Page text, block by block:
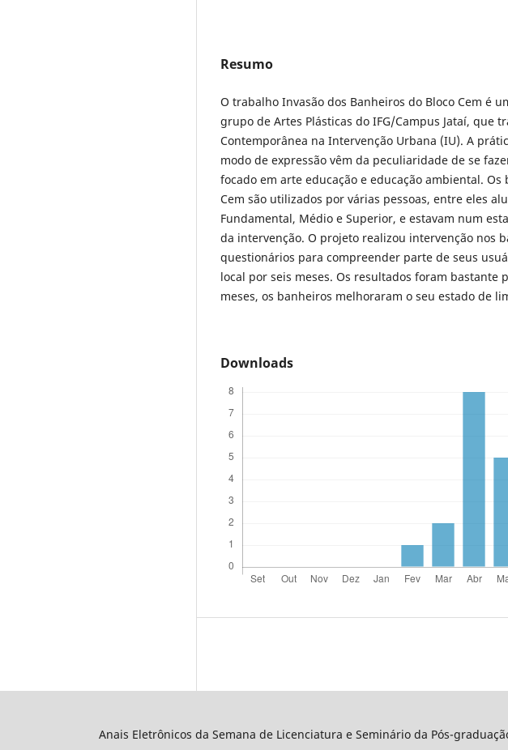
Resumo
O trabalho Invasão dos Banheiros do Bloco Cem é
grupo de Artes Plásticas do IFG/Campus Jataí, que
Contemporânea na Intervenção Urbana (IU). A
modo de expressão vêm da peculiaridade de se
focado em arte educação e educação ambiental. Os
Cem são utilizados por várias pessoas, entre eles
Fundamental, Médio e Superior, e estavam num
da intervenção. O projeto realizou intervenção nos
questionários para compreender parte de seus
local por seis meses. Os resultados foram bastante
meses, os banheiros melhoraram o seu estado de
Downloads
Anais Eletrônicos da Semana de Licenciatura e Seminário da Pós-